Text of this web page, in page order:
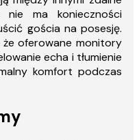
ma konieczności
gościa na posesję.
oferowane monitory
echa i tłumienie
komfort podczas